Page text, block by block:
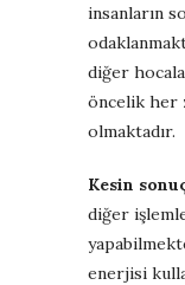
insanların
diğer
öncelik her
olmaktadır.
Kesin
diğer
enerjisi